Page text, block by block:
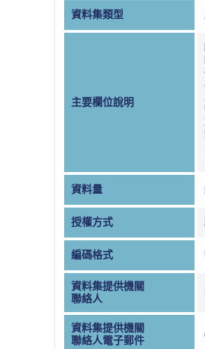
資料集類型
主要欄位說明
資料量
授權方式
編碼格式
資料集提供機關
聯絡人
資料集提供機關
聯絡人電子郵件